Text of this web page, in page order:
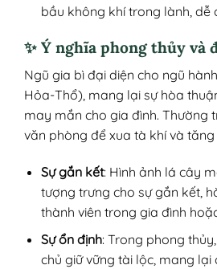
bầu không khí trong lành, dễ
✨ Ý nghĩa phong thủy và
Ngũ gia bì đại diện cho ngũ
Hỏa-Thổ), mang lại sự hòa
may mắn cho gia đình. Thường
văn phòng để xua tà khí và tăng
Sự gắn kết: Hình ảnh lá cây
tượng trưng cho sự gắn kết,
thành viên trong gia đình
Sự ổn định: Trong phong
chủ giữ vững tài lộc, mang lại